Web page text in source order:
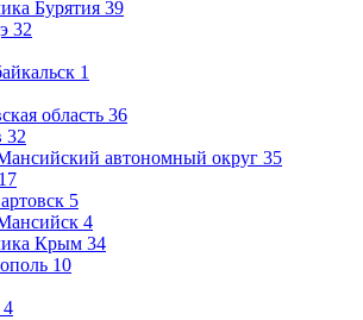
Бурятия 39
32
1
область 36
32
автономный округ 35
17
5
4
Крым 34
10
4